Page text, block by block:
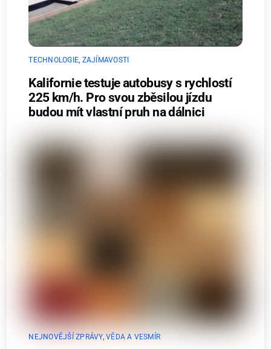
TECHNOLOGIE, ZAJÍMAVOSTI
Kalifornie testuje autobusy s rychlostí
225 km/h. Pro svou zběsilou jízdu
budou mít vlastní pruh na dálnici
NEJNOVĚJŠÍ ZPRÁVY,VĚDA A VESMÍR